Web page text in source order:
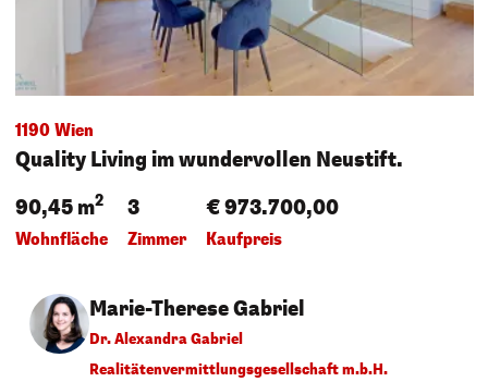
1190 Wien
Quality Living im wundervollen Neustift.
90,45 m2
Wohnfläche
3
Zimmer
€ 973.700,00
Kaufpreis
Marie-Therese Gabriel
Dr. Alexandra Gabriel
Realitätenvermittlungsgesellschaft m.b.H.